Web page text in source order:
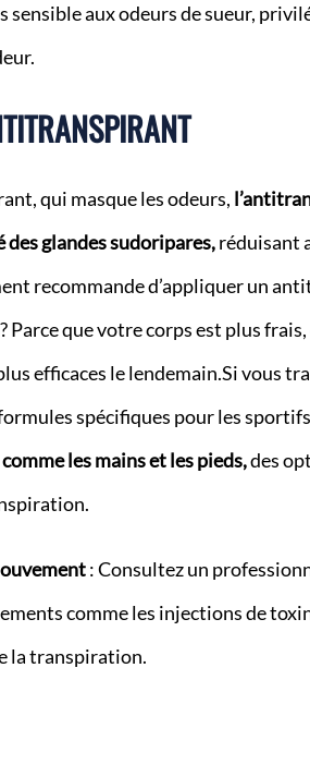
sensible aux odeurs de sueur,
qui masque les odeurs,
glandes sudoripares,réduisant
recommande d’appliquer un
Parce que votre corps est plus
efficaces le lendemain.Si vous
spécifiques pour les
les mains et les pieds,des
: Consultez un
comme les injections de
la transpiration.